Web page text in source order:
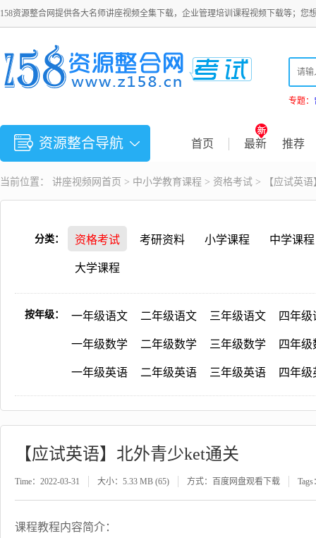
158资源整合网提供各大名师讲座视频全集下载，企业管理培训课程视频下载等；您
专题：
资源整合导航 首页 最新 推荐
当前位置： 讲座视频 网首页 > 中小学教育课程 > 资格考试 > 【应试英语
分类： 资格考试 考研资料 小学课程 中学课程
大学课程
按年级： 一年级语文 二年级语文 三年级语文 四年级
一年级数学 二年级数学 三年级数学 四年级
一年级英语 二年级英语 三年级英语 四年级
【应试英语】北外青少ket通关
Time：2022-03-31 大小：5.33 MB (65) 方式：百度网盘观看下载 Tags
课程教程内容简介：